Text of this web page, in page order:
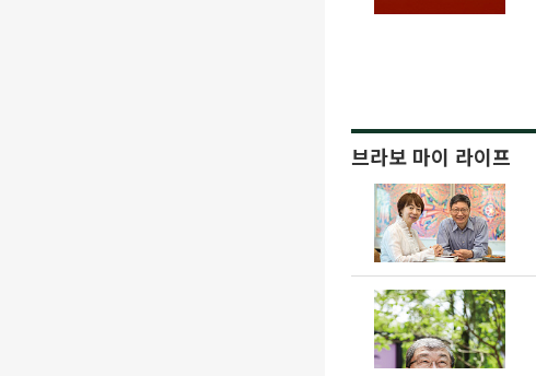
브라보 마이 라이프